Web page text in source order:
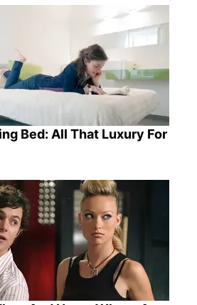
Bed: All That Luxury For